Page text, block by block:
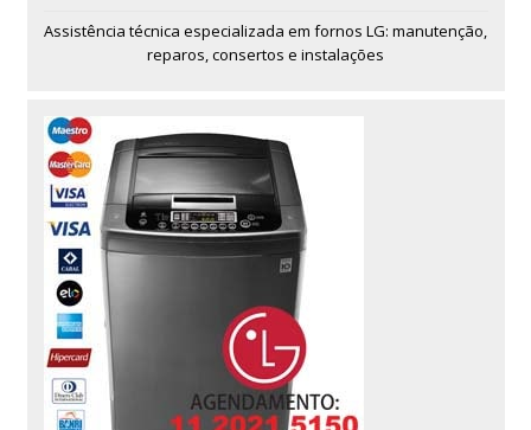
Assistência técnica especializada em fornos LG: manutenção,
reparos, consertos e instalações